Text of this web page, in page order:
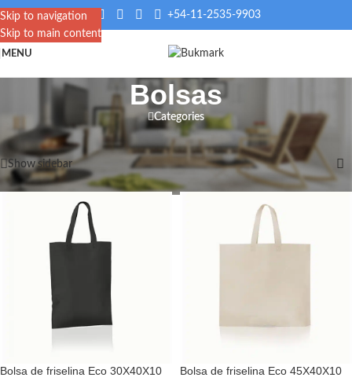
Skip to navigation
Skip to main content
+54-11-2535-9903
MENU
Bolsas
Categories
Inicio/Bolsas Mostrando 1–12 de 47 resultados
Show sidebar
Bolsa de friselina Eco 30X40X10
Bolsa de friselina Eco 45X40X10